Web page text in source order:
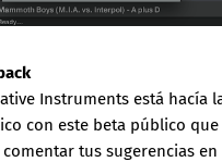
Instruments está hacía
con este beta público
comentar tus sugerencias